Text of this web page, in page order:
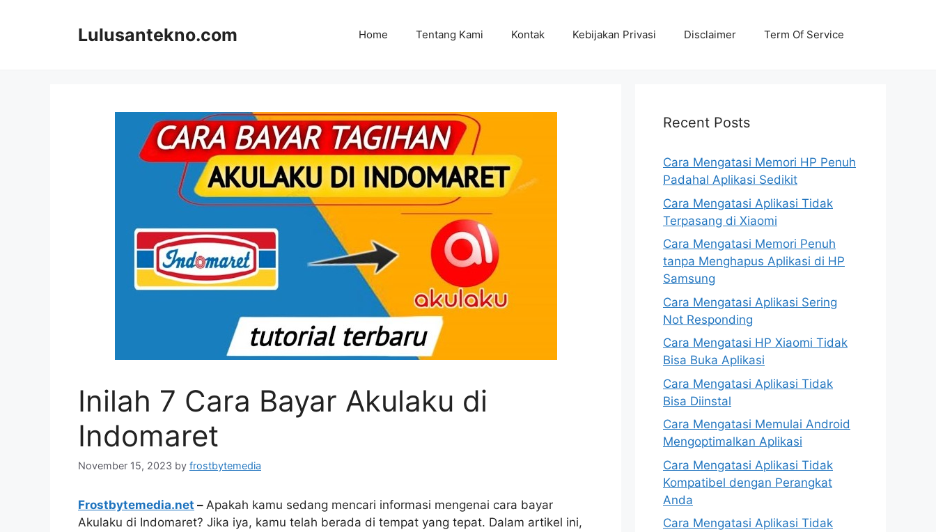
Lulusantekno.com Home Tentang Kami Kontak Kebijakan Privasi Disclaimer Term Of Service
Inilah 7 Cara Bayar Akulaku di
Indomaret
November 15, 2023 by frostbytemedia
Frostbytemedia.net – Apakah kamu sedang mencari informasi mengenai cara bayar
Akulaku di Indomaret? Jika iya, kamu telah berada di tempat yang tepat. Dalam artikel ini,
Recent Posts
Cara Mengatasi Memori HP Penuh
Padahal Aplikasi Sedikit
Cara Mengatasi Aplikasi Tidak
Terpasang di Xiaomi
Cara Mengatasi Memori Penuh
tanpa Menghapus Aplikasi di HP
Samsung
Cara Mengatasi Aplikasi Sering
Not Responding
Cara Mengatasi HP Xiaomi Tidak
Bisa Buka Aplikasi
Cara Mengatasi Aplikasi Tidak
Bisa Diinstal
Cara Mengatasi Memulai Android
Mengoptimalkan Aplikasi
Cara Mengatasi Aplikasi Tidak
Kompatibel dengan Perangkat
Anda
Cara Mengatasi Aplikasi Tidak